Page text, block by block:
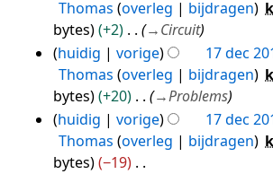
e
w
e
k
i
n
g
Thomas overleg bijdragen k
bytes
+2 →Circuit
huidig
vorige
17 dec
Thomas overleg bijdragen k
bytes
+20 →Problems
huidig
vorige
17 dec
Thomas overleg bijdragen k
bytes
−19